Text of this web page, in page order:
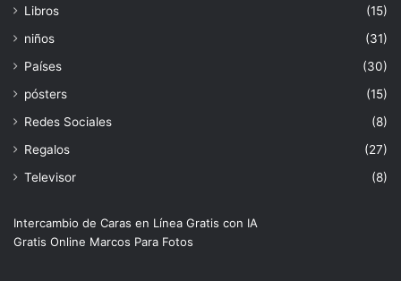
Libros
(15)
niños
(31)
Países
(30)
pósters
(15)
Redes Sociales
(8)
Regalos
(27)
Televisor
(8)
Intercambio de Caras en Línea Gratis con IA
Gratis Online Marcos Para Fotos